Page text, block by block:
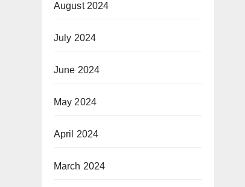
August 2024
July 2024
June 2024
May 2024
April 2024
March 2024